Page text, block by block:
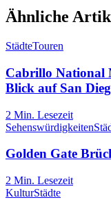
Ähnliche
StädteTouren
Cabrillo National
Blick auf San
2 Min. Lesezeit
Sehenswürdigkeiten
Golden Gate
2 Min. Lesezeit
KulturStädte